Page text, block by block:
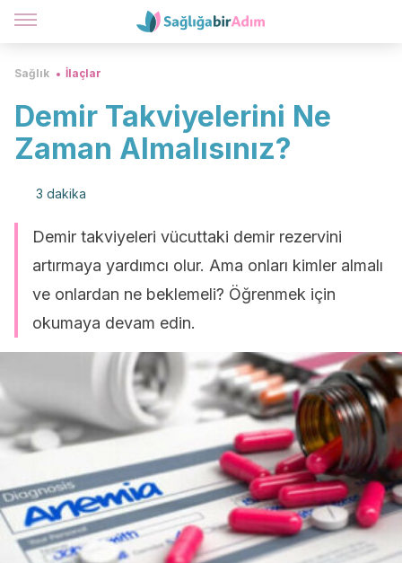
Sağlık İlaçlar
Demir Takviyelerini Ne
Zaman Almalısınız?
3 dakika
Demir takviyeleri vücuttaki demir rezervini
artırmaya yardımcı olur. Ama onları kimler almalı
ve onlardan ne beklemeli? Öğrenmek için
okumaya devam edin.